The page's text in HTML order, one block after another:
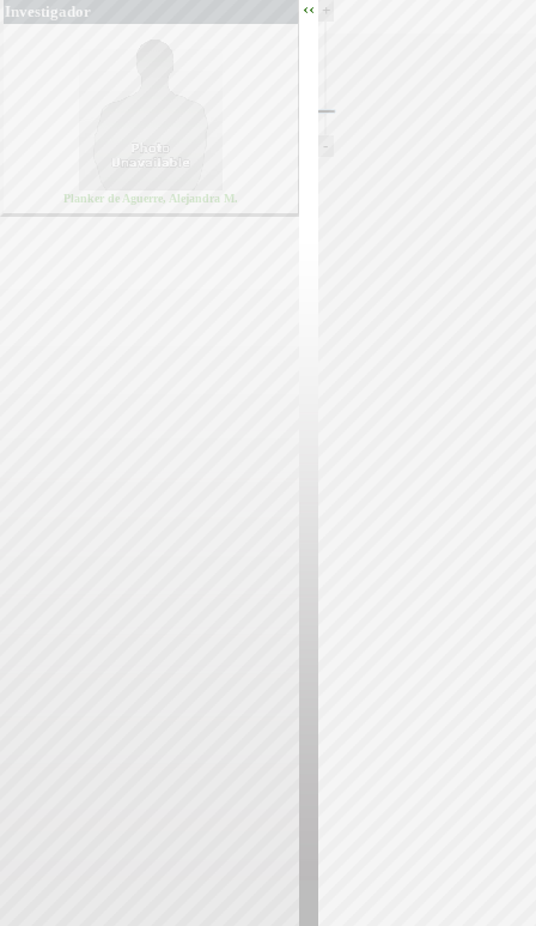
+
-
Investigador
Planker de Aguerre, Alejandra M.
‹‹